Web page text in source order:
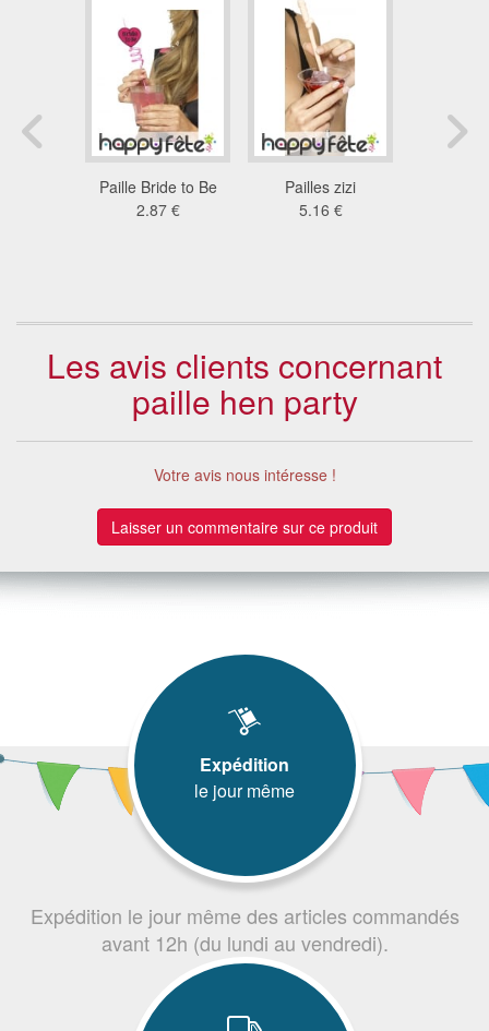
Paille Bride to Be
2.87 €
Pailles zizi
5.16 €
Les avis clients concernant
paille hen party
Votre avis nous intéresse !
Laisser un commentaire sur ce produit
Expédition
le jour même
Expédition le jour même des articles commandés
avant 12h (du lundi au vendredi).